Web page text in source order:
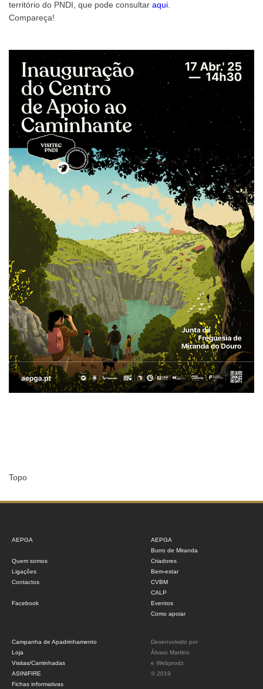
território do PNDI, que pode consultar aqui
Compareça!
Topo
AEPGA
Quem somos
Ligações
Contactos
Facebook
AEPGA
Burro de Miranda
Criadores
Bem-estar
CVBM
CALP
Eventos
Como apoiar
Campanha de Apadrinhamento
Loja
Visitas/Caminhadas
ASINIFIRE
Fichas informativas
Desenvolvido por
Álvaro Martino
e Webprodz
© 2019